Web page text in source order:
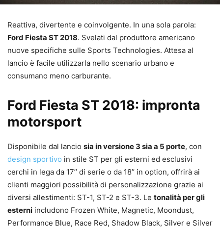
Reattiva, divertente e coinvolgente. In una sola parola:
Ford Fiesta ST 2018. Svelati dal produttore americano
nuove specifiche sulle Sports Technologies. Attesa al
lancio è facile utilizzarla nello scenario urbano e
consumano meno carburante.
Ford Fiesta ST 2018: impronta
motorsport
Disponibile dal lancio sia in versione 3 sia a 5 porte, con
design sportivo in stile ST per gli esterni ed esclusivi
cerchi in lega da 17’’ di serie o da 18’’ in option, offrirà ai
clienti maggiori possibilità di personalizzazione grazie ai
diversi allestimenti: ST-1, ST-2 e ST-3. Le tonalità per gli
esterni includono Frozen White, Magnetic, Moondust,
Performance Blue, Race Red, Shadow Black, Silver e Silver